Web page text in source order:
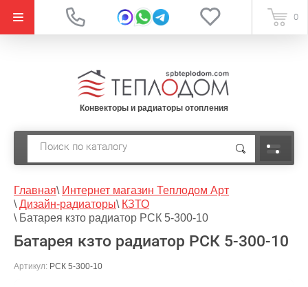
0
Конвекторы и радиаторы отопления
Главная\ Интернет магазин Теплодом Арт
\ Дизайн-радиаторы\ КЗТО
\ Батарея кзто радиатор РСК 5-300-10
Батарея кзто радиатор РСК 5-300-10
Артикул: РСК 5-300-10